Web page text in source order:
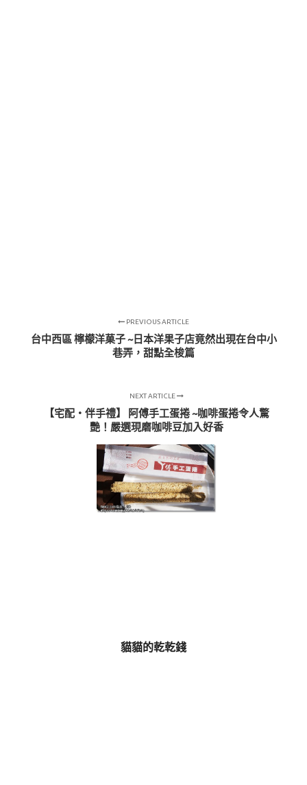
PREVIOUS ARTICLE
台中西區 檸檬洋菓子 ~日本洋果子店竟然出現在台中小
巷弄，甜點全梭篇
NEXT ARTICLE
【宅配‧伴手禮】 阿傅手工蛋捲 ~咖啡蛋捲令人驚
艷！嚴選現磨咖啡豆加入好香
貓貓的乾乾錢